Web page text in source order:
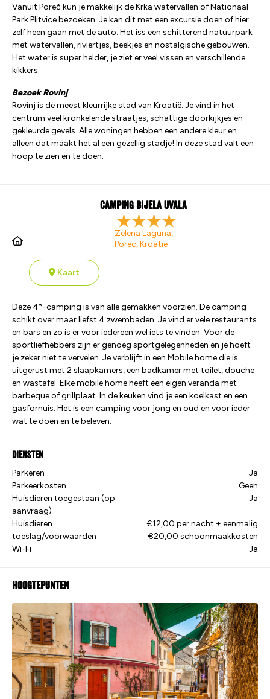
Vanuit Poreč kun je makkelijk de Krka watervallen of Nationaal
Park Plitvice bezoeken. Je kan dit met een excursie doen of hier
zelf heen gaan met de auto. Het iss een schitterend natuurpark
met watervallen, riviertjes, beekjes en nostalgische gebouwen.
Het water is super helder, je ziet er veel vissen en verschillende
kikkers.
Bezoek Rovinj
Rovinj is de meest kleurrijke stad van Kroatië. Je vind in het
centrum veel kronkelende straatjes, schattige doorkijkjes en
gekleurde gevels. Alle woningen hebben een andere kleur en
alleen dat maakt het al een gezellig stadje! In deze stad valt een
hoop te zien en te doen.
Camping Bijela Uvala
Zelena Laguna,
Porec, Kroatië
Kaart
Deze 4*-camping is van alle gemakken voorzien. De camping
schikt over maar liefst 4 zwembaden. Je vind er vele restaurants
en bars en zo is er voor iedereen wel iets te vinden. Voor de
sportliefhebbers zijn er genoeg sportgelegenheden en je hoeft
je zeker niet te vervelen. Je verblijft in een Mobile home die is
uitgerust met 2 slaapkamers, een badkamer met toilet, douche
en wastafel. Elke mobile home heeft een eigen veranda met
barbeque of grillplaat. In de keuken vind je een koelkast en een
gasfornuis. Het is een camping voor jong en oud en voor ieder
wat te doen en te beleven.
Diensten
Parkeren
Ja
Parkeerkosten
Geen
Huisdieren toegestaan (op
aanvraag)
Ja
Huisdieren
toeslag/voorwaarden
€12,00 per nacht + eenmalig
€20,00 schoonmaakkosten
Wi-Fi
Ja
Hoogtepunten